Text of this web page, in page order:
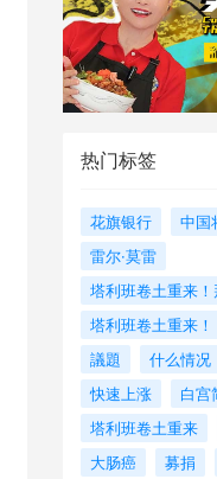
热门标签
花旗银行 中国
雷尔·莫雷
塔利班卷土重来
塔利班卷土重来！
議題
什么情况
快速上涨
白宫
塔利班卷土重来
大肠癌
募捐